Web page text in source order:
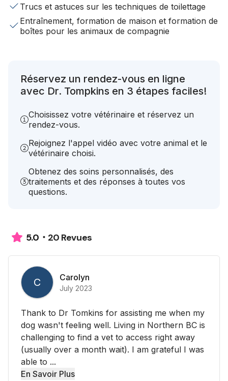
Trucs et astuces sur les techniques de toilettage
Entraînement, formation de maison et formation de
boîtes pour les animaux de compagnie
Réservez un rendez-vous en ligne
avec Dr. Tompkins en 3 étapes faciles!
Choisissez votre vétérinaire et réservez un
rendez-vous.
Rejoignez l'appel vidéo avec votre animal et le
vétérinaire choisi.
Obtenez des soins personnalisés, des
traitements et des réponses à toutes vos
questions.
5.0 20 Revues
C Carolyn
July 2023
Thank to Dr Tomkins for assisting me when my
dog wasn't feeling well. Living in Northern BC is
challenging to find a vet to access right away
(usually over a month wait). I am grateful I was
able to ...
En Savoir Plus